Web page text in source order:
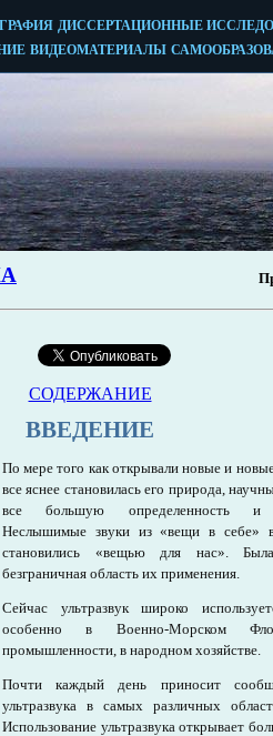
СОДЕРЖАНИЕ
ВВЕДЕНИЕ
По мере того как открывали новые и новые
все яснее становилась его природа,
все большую определенность и
Неслышимые звуки из «вещи в себе»
становились «вещью для нас».
безграничная область их применения.
Сейчас ультразвук широко
особенно в Военно-Морском
промышленности, в народном хозяйстве.
Почти каждый день приносит
ультразвука в самых различных
Использование ультразвука открывает